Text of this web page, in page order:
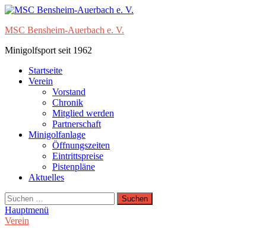
Zum
springen
MSC Bensheim-Auerbach e. V.
Minigolfsport seit 1962
Startseite
Verein
Vorstand
Chronik
Mitglied werden
Partnerschaft
Minigolfanlage
Öffnungszeiten
Eintrittspreise
Pistenpläne
Aktuelles
Suchen
nach:
Hauptmenü
Verein